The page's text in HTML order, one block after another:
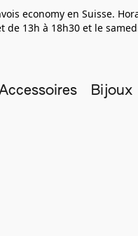
economy en Suisse.
13h à 18h30 et le
Bijoux